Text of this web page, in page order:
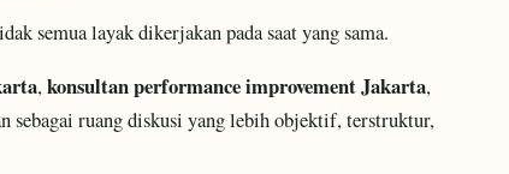
semua layak dikerjakan pada saat yang sama.
,konsultan performance improvement Jakarta,
sebagai ruang diskusi yang lebih objektif, terstruktur,